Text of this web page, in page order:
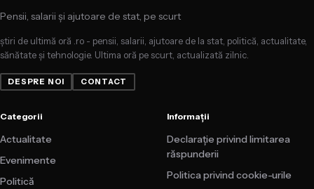
Pensii, salarii și ajutoare de stat, pe scurt
știri de ultimă oră .ro - pensii, salarii, ajutoare de la stat, politică, actualitate,
sănătate și tehnologie. Ultima oră pe scurt, actualizată zilnic.
DESPRE NOI CONTACT
Categorii
Actualitate
Evenimente
Politică
Informații
Declarație privind limitarea
răspunderii
Politica privind cookie-urile